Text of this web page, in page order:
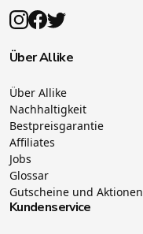
Über Allike
Über Allike
Nachhaltigkeit
Bestpreisgarantie
Affiliates
Jobs
Glossar
Gutscheine und Aktionen
Kundenservice